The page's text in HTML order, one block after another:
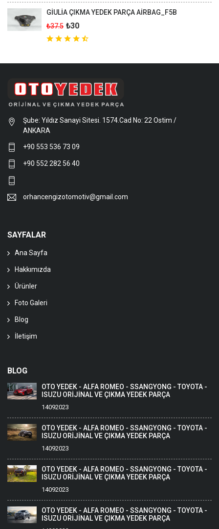
GİULİA ÇIKMA YEDEK PARÇA AİRBAG_F5B
₺37.5 ₺30
Şube: Yıldız Sanayi Sitesi. 1574.Cad No: 22 Ostim /
ANKARA
+90 553 536 73 09
+90 552 282 56 40
orhancengizotomotiv@gmail.com
SAYFALAR
Ana Sayfa
Hakkımızda
Ürünler
Foto Galeri
Blog
İletişim
BLOG
OTO YEDEK - ALFA ROMEO - SSANGYONG - TOYOTA -
ISUZU ORİJİNAL VE ÇIKMA YEDEK PARÇA
14092023
OTO YEDEK - ALFA ROMEO - SSANGYONG - TOYOTA -
ISUZU ORİJİNAL VE ÇIKMA YEDEK PARÇA
14092023
OTO YEDEK - ALFA ROMEO - SSANGYONG - TOYOTA -
ISUZU ORİJİNAL VE ÇIKMA YEDEK PARÇA
14092023
OTO YEDEK - ALFA ROMEO - SSANGYONG - TOYOTA -
ISUZU ORİJİNAL VE ÇIKMA YEDEK PARÇA